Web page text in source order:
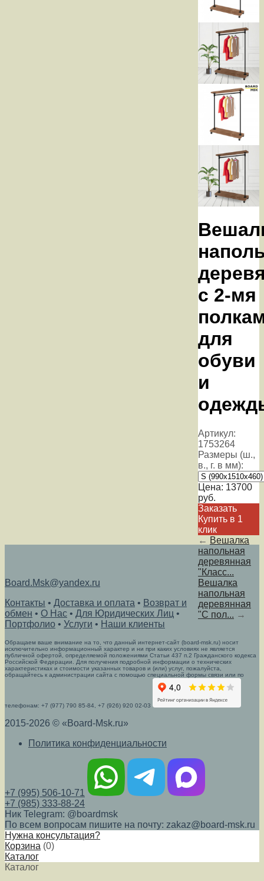
с 2-мя
для
обуви
и
Артикул:
1753264
Размеры (ш.,
в., г. в мм):
Цена: 13700
руб.
Заказать
Купить в 1
клик
← Вешалка
напольная
деревянная
"Класс...
Вешалка
напольная
деревянная
"C пол... →
Board.Msk@yandex.ru
Контакты • Доставка и оплата • Возврат и
обмен • О Нас • Для Юридических Лиц •
Портфолио • Услуги • Наши клиенты
Обращаем ваше внимание на то, что данный интернет-сайт (board-msk.ru) носит
исключительно информационный характер и ни при каких условиях не является
публичной офертой, определяемой положениями Статьи 437 п.2 Гражданского кодекса
Российской Федерации. Для получения подробной информации о технических
характеристиках и стоимости указанных товаров и (или) услуг, пожалуйста,
обращайтесь к администрации сайта с помощью специальной формы связи или по
телефонам: +7 (977) 790 85-84, +7 (926) 920 02-03
2015-2026 © «Board-Msk.ru»
Политика конфиденциальности
+7 (995) 506-10-71
+7 (985) 333-88-24
Ник Telegram: @boardmsk
По всем вопросам пишите на почту: zakaz@board-msk.ru
Нужна консультация?
Корзина (0)
Каталог
Каталог